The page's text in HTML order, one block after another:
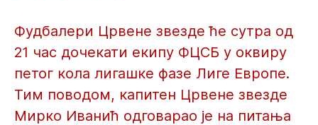
Фудбалери Црвене звезде ће сутра од
21 час дочекати екипу ФЦСБ у оквиру
петог кола лигашке фазе Лиге Европе.
Тим поводом, капитен Црвене звезде
Мирко Иванић одговарао је на питања